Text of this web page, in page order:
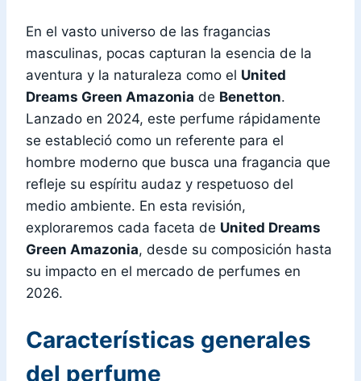
En el vasto universo de las fragancias
masculinas, pocas capturan la esencia de la
aventura y la naturaleza como el United
Dreams Green Amazonia de Benetton.
Lanzado en 2024, este perfume rápidamente
se estableció como un referente para el
hombre moderno que busca una fragancia que
refleje su espíritu audaz y respetuoso del
medio ambiente. En esta revisión,
exploraremos cada faceta de United Dreams
Green Amazonia, desde su composición hasta
su impacto en el mercado de perfumes en
2026.
Características generales
del perfume